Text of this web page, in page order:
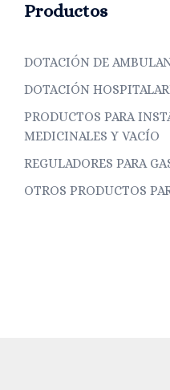
Productos
DOTACIÓN DE
DOTACIÓN
PRODUCTOS PARA
MEDICINALES Y VACÍO
REGULADORES PARA
OTROS PRODUCTOS